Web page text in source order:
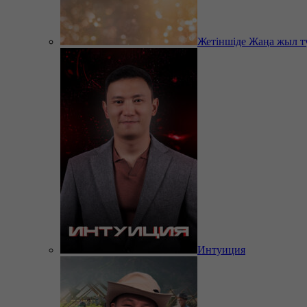
Жетіншіде Жаңа жыл
Интуиция